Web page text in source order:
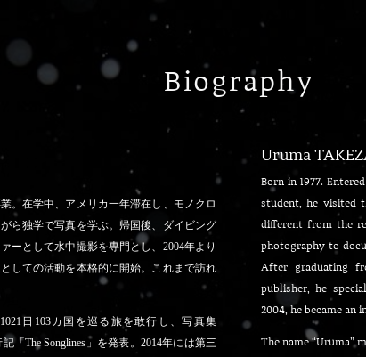
Biography
。在学中、アメリカ一年滞在し、モノクロ
ら独学で写真を学ぶ。帰国後、ダイビング
ーとして水中撮影を専門とし、2004年より
しての活動を本格的に開始。これまで訪れ
日103カ国を巡る旅を敢行し、写真集
記「The Songlines」を発表。2014年には第三
Uruma
Born in 1977.
student, he visited
different from the
photography to
After graduating
publisher, he
2004, he became an
The name “Uruma”